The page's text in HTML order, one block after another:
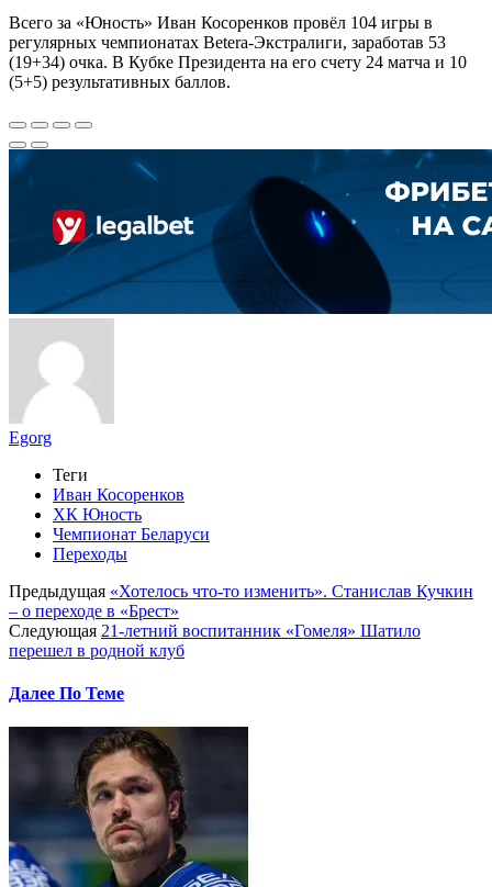
Всего за «Юность» Иван Косоренков провёл 104 игры в
регулярных чемпионатах Betera-Экстралиги, заработав 53
(19+34) очка. В Кубке Президента на его счету 24 матча и 10
(5+5) результативных баллов.
Egorg
Теги
Иван Косоренков
ХК Юность
Чемпионат Беларуси
Переходы
Предыдущая «Хотелось что-то изменить». Станислав Кучкин
– о переходе в «Брест»
Следующая 21-летний воспитанник «Гомеля» Шатило
перешел в родной клуб
Далее По Теме